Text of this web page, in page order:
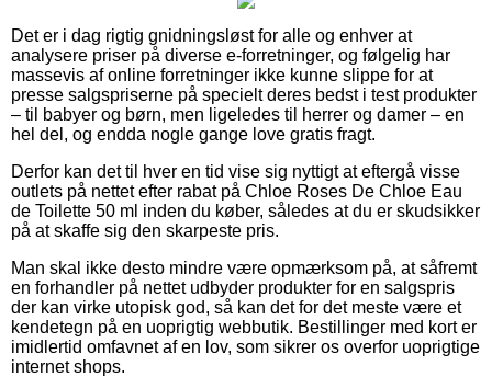
Det er i dag rigtig gnidningsløst for alle og enhver at
analysere priser på diverse e-forretninger, og følgelig har
massevis af online forretninger ikke kunne slippe for at
presse salgspriserne på specielt deres bedst i test produkter
– til babyer og børn, men ligeledes til herrer og damer – en
hel del, og endda nogle gange love gratis fragt.
Derfor kan det til hver en tid vise sig nyttigt at eftergå visse
outlets på nettet efter rabat på Chloe Roses De Chloe Eau
de Toilette 50 ml inden du køber, således at du er skudsikker
på at skaffe sig den skarpeste pris.
Man skal ikke desto mindre være opmærksom på, at såfremt
en forhandler på nettet udbyder produkter for en salgspris
der kan virke utopisk god, så kan det for det meste være et
kendetegn på en uoprigtig webbutik. Bestillinger med kort er
imidlertid omfavnet af en lov, som sikrer os overfor uoprigtige
internet shops.